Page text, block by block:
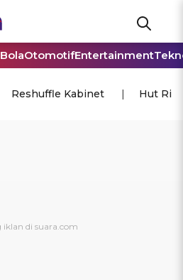
BolaOtomotifEntertainment
Reshuffle Kabinet Hut Ri